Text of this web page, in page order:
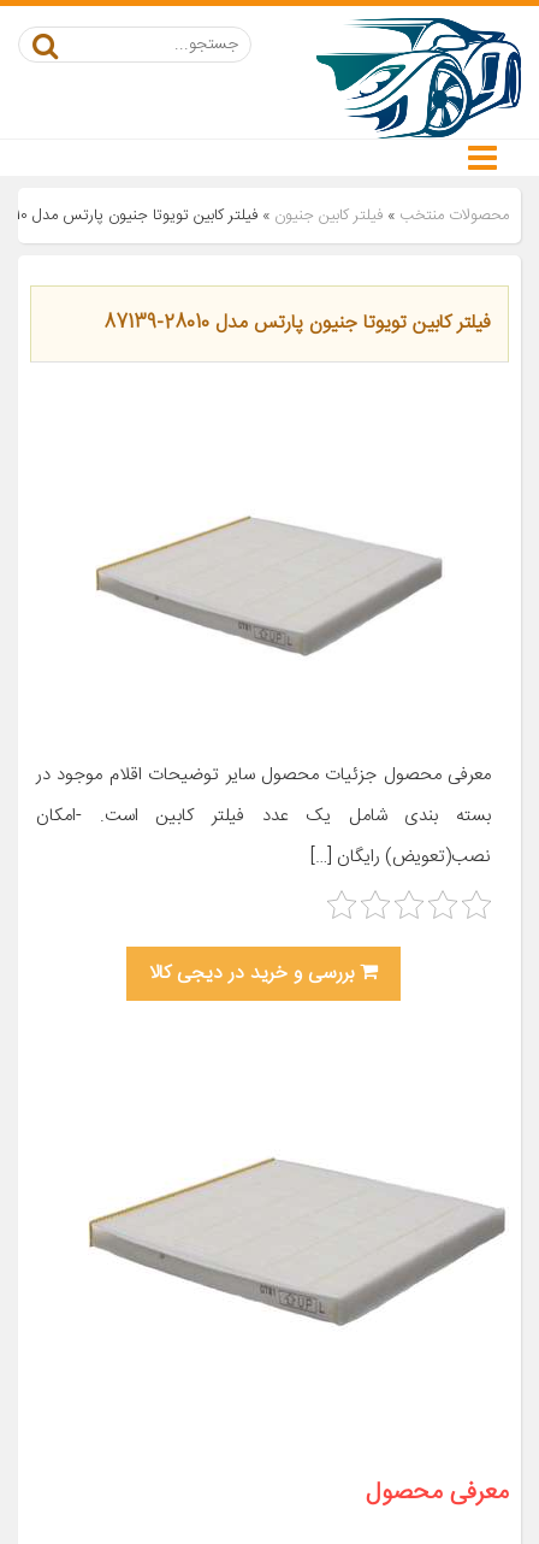
محصولات منتخب » فیلتر کابین جنیون » فیلتر کابین تویوتا جنیون پارتس مدل 28010-87139
فیلتر کابین تویوتا جنیون پارتس مدل 28010-87139
معرفی محصول جزئیات محصول سایر توضیحات اقلام موجود در
بسته بندی شامل یک عدد فیلتر کابین است. -امکان
نصب(تعویض) رایگان […]
بررسی و خرید در دیجی کالا
معرفی محصول